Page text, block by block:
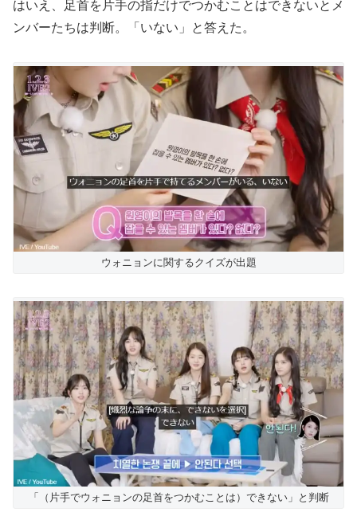
はいえ、足首を片手の指だけでつかむことはできないとメ
ンバーたちは判断。「いない」と答えた。
ウォニョンに関するクイズが出題
「（片手でウォニョンの足首をつかむことは）できない」と判断